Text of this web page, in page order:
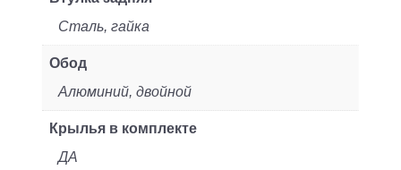
Сталь, гайка
Обод
Алюминий, двойной
Крылья в комплекте
ДА